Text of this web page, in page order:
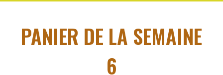
PANIER DE LA SEMAINE
6